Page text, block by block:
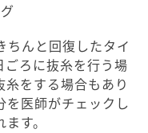
ちんと回復したタイ
ごろに抜糸を行う場
をする場合もあり
を医師がチェックし
す。